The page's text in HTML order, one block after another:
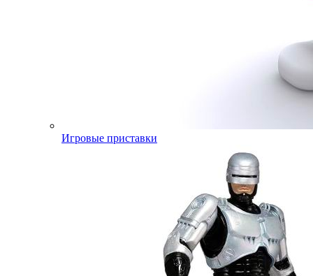
Игровые приставки